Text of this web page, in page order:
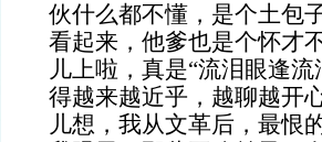
伙什么都不懂，是个土包
看起来，他爹也是个怀才
儿上啦，真是“流泪眼逢
得越来越近乎，越聊越
儿想，我从文革后，最恨